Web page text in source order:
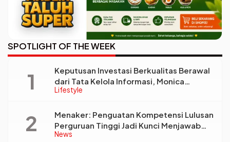
SPOTLIGHT OF THE WEEK
Lifestyle
Keputusan Investasi Berkualitas Berawal
dari Tata Kelola Informasi, Monica
Triyadi: Bukan Sekadar Analisis
News
Menaker: Penguatan Kompetensi Lulusan
Perguruan Tinggi Jadi Kunci Menjawab
Kebutuhan Dunia Kerja